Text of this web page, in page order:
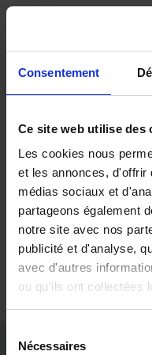
Consentement
Ce site web utilise des
Les cookies nous
et les annonces, d'offrir
médias sociaux et
partageons également
notre site avec nos
publicité et d'analyse,
avec d'autres
ou qu'ils ont collectées
Nécessaires
Saut au contenu principal
Contact -
Private
en
Rue Royale 153 -
+32 (0) 2
09h00 à 12h00
NOS BUREAUX